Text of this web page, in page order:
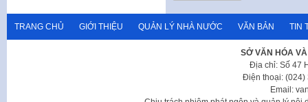
TRANG CHỦ GIỚI THIỆU QUẢN LÝ NHÀ NƯỚC VĂN BẢN TIN
SỞ VĂN HÓA
Địa chỉ: Số 47
Điện thoại: (024)
Email: